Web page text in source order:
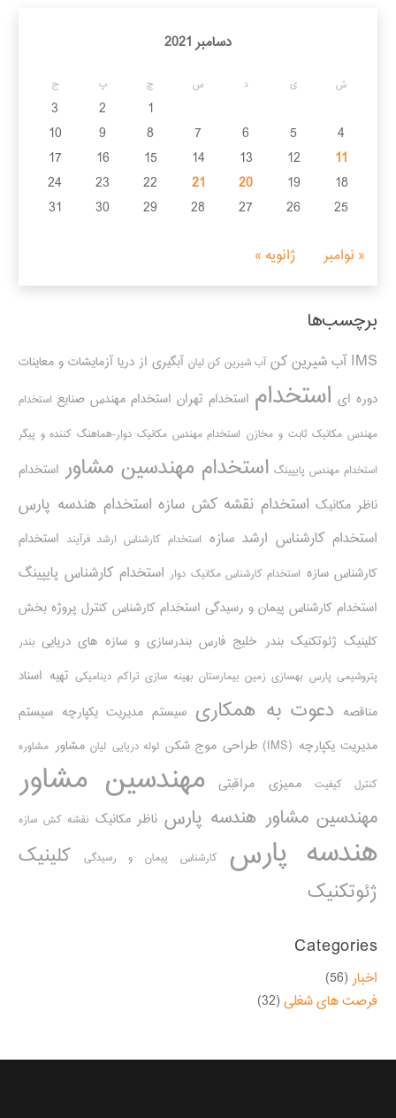
دسامبر 2021
ش ی د س چ پ ج
1
2
3
4
5
6
7
8
9
10
11
12
13
14
15
16
17
18
19
20
21
22
23
24
25
26
27
28
29
30
31
« نوامبر ژانویه »
برچسب‌ها
IMS آب شیرین کن آب شیرین کن لیان آبگیری از دریا آزمایشات و معاینات
دوره ای استخدام استخدام تهران استخدام مهندس صنایع استخدام
مهندس مکانیک ثابت و مخازن استخدام مهندس مکانیک دوار-هماهنگ کننده و پیگر
استخدام مهندس پایپینگ استخدام مهندسین مشاور استخدام
ناظر مکانیک استخدام نقشه کش سازه استخدام هندسه پارس
استخدام کارشناس ارشد سازه استخدام کارشناس ارشد فرآیند استخدام
کارشناس سازه استخدام کارشناس مکانیک دوار استخدام کارشناس پایپینگ
استخدام کارشناس پیمان و رسیدگی استخدام کارشناس کنترل پروژه بخش
کلینیک ژئوتکنیک بندر خلیج فارس بندرسازی و سازه های دریایی بندر
پتروشیمی پارس بهسازی زمین بیمارستان بهینه سازی تراکم دینامیکی تهیه اسناد
مناقصه دعوت به همکاری سیستم مدیریت یکپارچه سیستم
مدیریت یکپارچه (IMS)
طراحی موج شکن لوله دریایی لیان مشاور مشاوره
کنترل کیفیت ممیزی مراقبتی مهندسین مشاور
مهندسین مشاور هندسه پارس ناظر مکانیک نقشه کش سازه
هندسه پارس کارشناس پیمان و رسیدگی
کلینیک
ژئوتکنیک
Categories
اخبار (56)
فرصت های شغلی (32)